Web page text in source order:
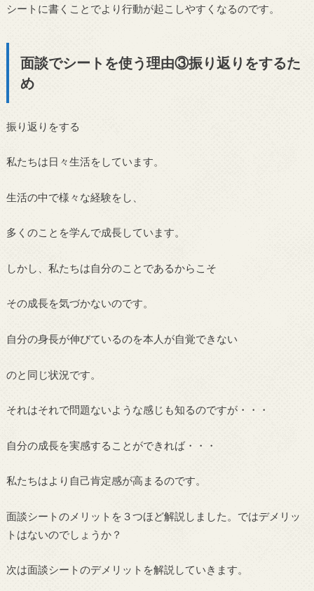
シートに書くことでより行動が起こしやすくなるのです。
面談でシートを使う理由③振り返りをするた
め
振り返りをする
私たちは日々生活をしています。
生活の中で様々な経験をし、
多くのことを学んで成長しています。
しかし、私たちは自分のことであるからこそ
その成長を気づかないのです。
自分の身長が伸びているのを本人が自覚できない
のと同じ状況です。
それはそれで問題ないような感じも知るのですが・・・
自分の成長を実感することができれば・・・
私たちはより自己肯定感が高まるのです。
面談シートのメリットを３つほど解説しました。ではデメリッ
トはないのでしょうか？
次は面談シートのデメリットを解説していきます。